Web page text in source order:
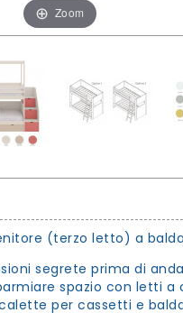
Zoom
(terzo letto) a
segrete prima di
spazio con letti
per cassetti e